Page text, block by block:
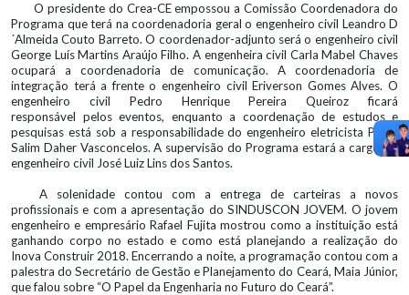
O presidente do Crea-CE empossou a Comissão Coordenadora do
Programa que terá na coordenadoria geral o engenheiro civil Leandro D
´Almeida Couto Barreto. O coordenador-adjunto será o engenheiro civil
George Luís Martins Araújo Filho. A engenheira civil Carla Mabel Chaves
ocupará a coordenadoria de comunicação. A coordenadoria de
integração terá a frente o engenheiro civil Eriverson Gomes Alves. O
engenheiro civil Pedro Henrique Pereira Queiroz ficará
responsável pelos eventos, enquanto a coordenação de estudos e
pesquisas está sob a responsabilidade do engenheiro eletricista Paulo
Salim Daher Vasconcelos. A supervisão do Programa estará a cargo do
engenheiro civil José Luiz Lins dos Santos.
A solenidade contou com a entrega de carteiras a novos
profissionais e com a apresentação do SINDUSCON JOVEM. O jovem
engenheiro e empresário Rafael Fujita mostrou como a instituição está
ganhando corpo no estado e como está planejando a realização do
Inova Construir 2018. Encerrando a noite, a programação contou com a
palestra do Secretário de Gestão e Planejamento do Ceará, Maia Júnior,
que falou sobre “O Papel da Engenharia no Futuro do Ceará”.